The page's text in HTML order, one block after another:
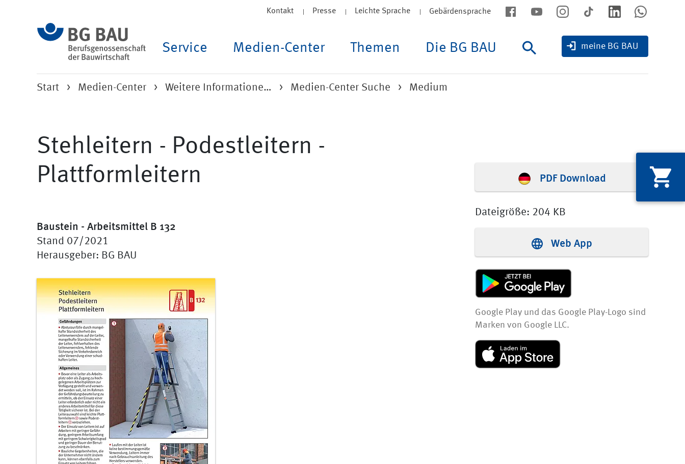
Kontakt Presse Leichte Sprache Gebärdensprache
Service Medien-Center Themen Die BG BAU Suche meine BG BAU
Start Medien-Center Weitere Informatione… Medien-Center Suche Medium
Stehleitern - Podestleitern -
Plattformleitern
Baustein - Arbeitsmittel B 132
Stand 07/2021
Herausgeber: BG BAU
PDF Download
Dateigröße: 204 KB
Web App
Google Play und das Google Play-Logo sind
Marken von Google LLC.